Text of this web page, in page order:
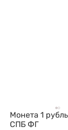
Монета 1
СПБ ФГ